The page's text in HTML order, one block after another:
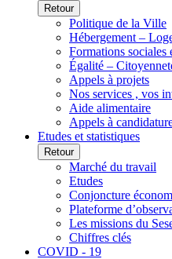
Retour
Politique de la Ville
Hébergement –
Formations sociales
Égalité –
Appels à projets
Nos services , vos
Aide alimentaire
Appels à
Etudes et statistiques
Retour
Marché du travail
Etudes
Conjoncture
Plateforme
Les missions du
Chiffres clés
COVID - 19